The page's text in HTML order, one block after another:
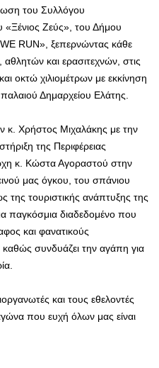
του Συλλόγου
«Ξένιος Ζεύς», του Δήμου
RUN», ξεπερνώντας κάθε
και ερασιτεχνών, στις
οκτώ χιλιομέτρων με εκκίνηση
Δημαρχείου Ελάτης.
κ. Χρήστος Μιχαλάκης με την
της Περιφέρειας
κ. Κώστα Αγοραστού στην
μας όγκου, του σπάνιου
της τουριστικής ανάπτυξης της
παγκόσμια διαδεδομένο που
και φανατικούς
συνδυάζει την αγάπη για
και τους εθελοντές
που ευχή όλων μας είναι